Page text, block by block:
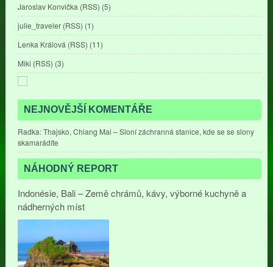
Jaroslav Konvička (RSS) (5)
julie_traveler(RSS) (1)
Lenka Králová (RSS) (11)
Miki (RSS) (3)
NEJNOVĚJŠÍ KOMENTÁŘE
Radka:Thajsko, Chiang Mai – Sloní záchranná stanice, kde se se slony
skamarádíte
NÁHODNÝ REPORT
Indonésie, Bali – Země chrámů, kávy, výborné kuchyně a
nádherných míst